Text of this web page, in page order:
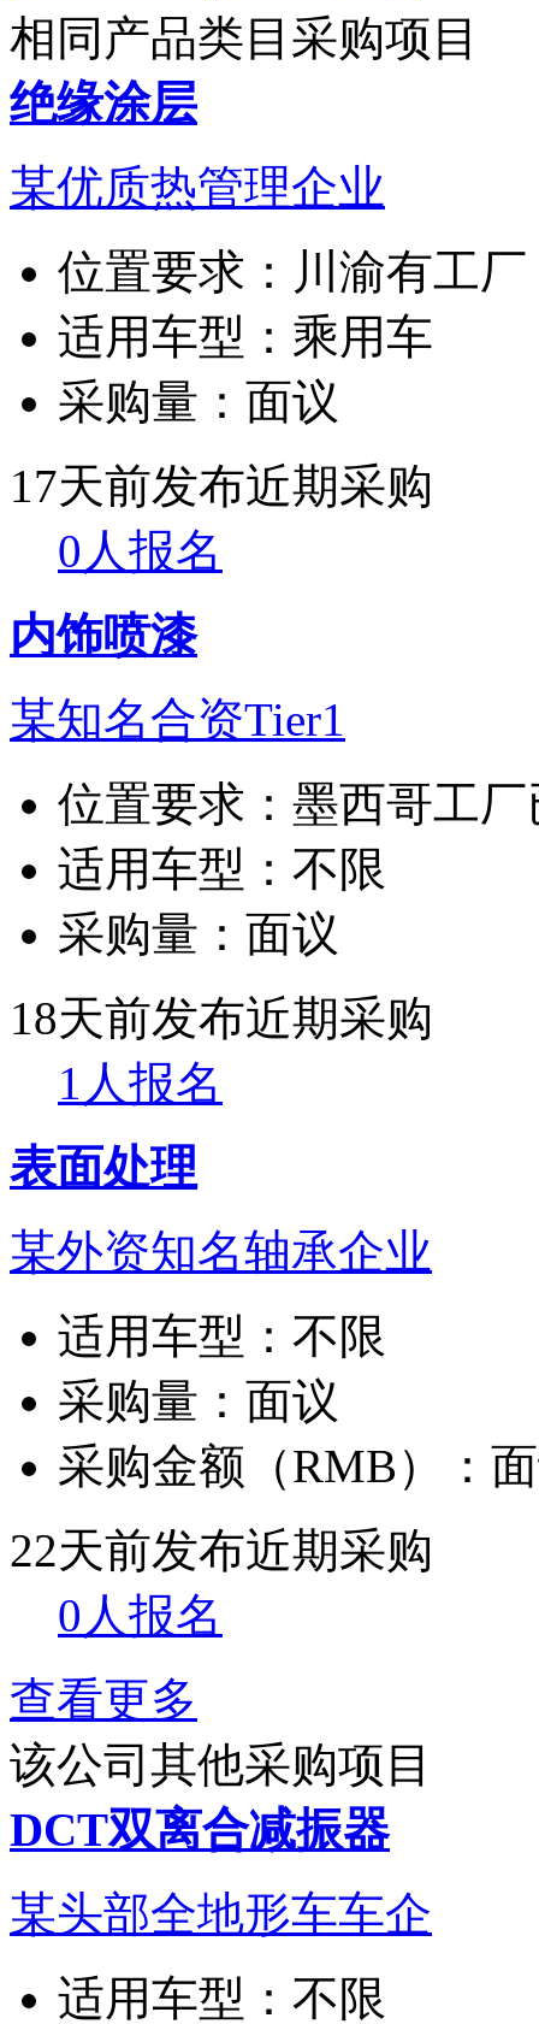
相同产品类目采购项目
绝缘涂层
某优质热管理企业
位置要求： 川渝有工厂
适用车型： 乘用车
采购量： 面议
17天前发布近期采购
0人报名
内饰喷漆
某知名合资Tier1
位置要求： 墨西哥工
适用车型： 不限
采购量： 面议
18天前发布近期采购
1人报名
表面处理
某外资知名轴承企业
适用车型： 不限
采购量： 面议
采购金额（RMB）：
22天前发布近期采购
0人报名
查看更多
该公司其他采购项目
DCT双离合减振器
某头部全地形车车企
适用车型： 不限